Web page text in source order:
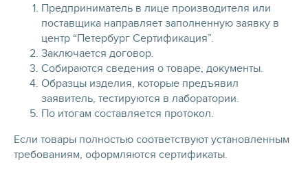
Предприниматель в лице производителя или
поставщика направляет заполненную заявку в
центр “Петербург Сертификация”.
Заключается договор.
Собираются сведения о товаре, документы.
Образцы изделия, которые предъявил
заявитель, тестируются в лаборатории.
По итогам составляется протокол.
Если товары полностью соответствуют установленным
требованиям, оформляются сертификаты.